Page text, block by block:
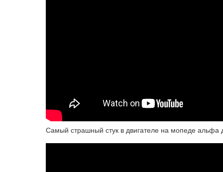
Самый страшный стук в двигателе на мопеде альфа